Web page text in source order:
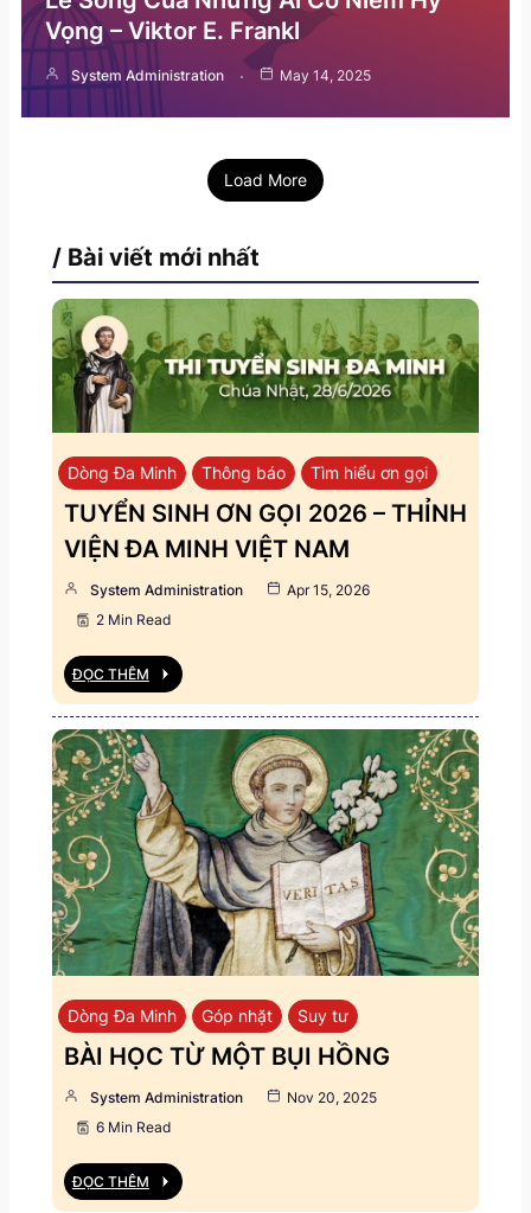
Vọng – Viktor E. Frankl
System Administration May 14, 2025
Load More
/ Bài viết mới nhất
Dòng Đa Minh Thông báo Tìm hiểu ơn gọi
TUYỂN SINH ƠN GỌI 2026 – THỈNH
VIỆN ĐA MINH VIỆT NAM
System Administration
Apr 15, 2026
2 Min Read
ĐỌC THÊM
Dòng Đa Minh Góp nhặt Suy tư
BÀI HỌC TỪ MỘT BỤI HỒNG
System Administration
Nov 20, 2025
6 Min Read
ĐỌC THÊM